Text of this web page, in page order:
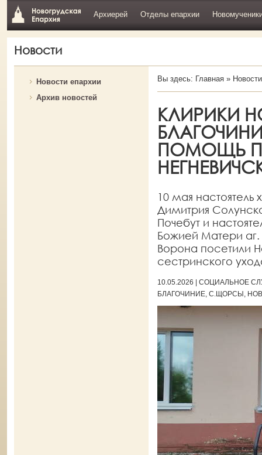
Архиерей Отделы епархии
Новости
Новости епархии
Архив новостей
Вы здесь: Главная» Новости
КЛИРИКИ
ПОМОЩЬ
10 мая настоятель
Димитрия
Почебут и
Божией Матери аг.
Ворона посетили
сестринского
10.05.2026 | СОЦИАЛЬНОЕ
БЛАГОЧИНИЕ, С.ЩОРСЫ,